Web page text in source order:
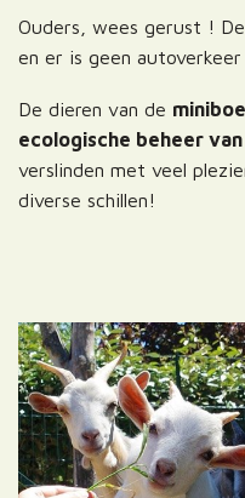
Ouders, wees gerust !
en er is geen
De dieren van de
ecologische beheer
verslinden met veel
diverse schillen!